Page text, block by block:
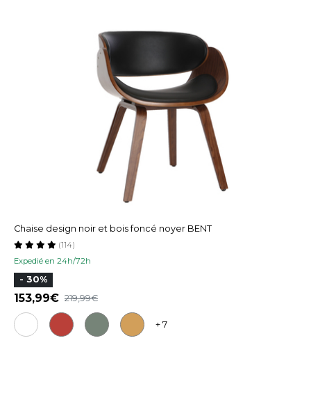
Chaise design noir et bois foncé noyer BENT
Expedié en 24h/72h
(114)
- 30%
153,99 219,99
+ 7